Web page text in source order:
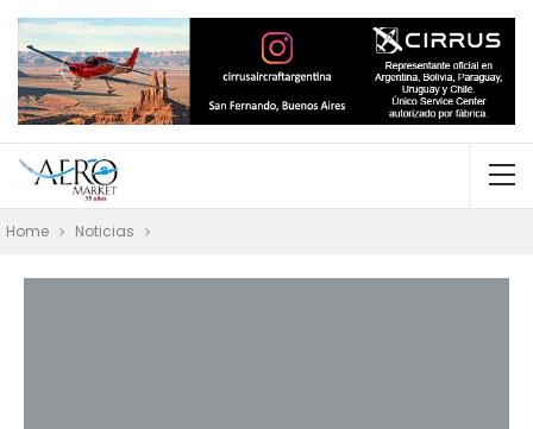
Home Noticias